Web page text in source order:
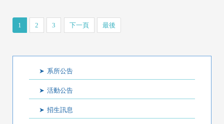
1 2 3 下一頁 最後
系所公告
活動公告
招生訊息